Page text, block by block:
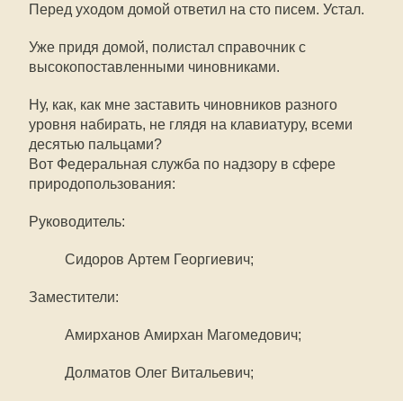
Перед уходом домой ответил на сто писем. Устал.
Уже придя домой, полистал справочник с
высокопоставленными чиновниками.
Ну, как, как мне заставить чиновников разного
уровня набирать, не глядя на клавиатуру, всеми
десятью пальцами?
Вот Федеральная служба по надзору в сфере
природопользования:
Руководитель:
Сидоров Артем Георгиевич;
Заместители:
Амирханов Амирхан Магомедович;
Долматов Олег Витальевич;